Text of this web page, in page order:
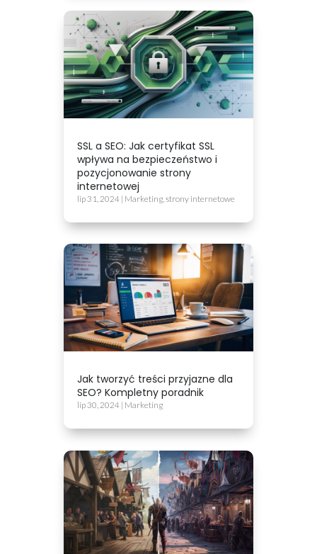
SSL a SEO: Jak certyfikat SSL
wpływa na bezpieczeństwo i
pozycjonowanie strony
internetowej
lip 31, 2024 | Marketing, strony internetowe
Jak tworzyć treści przyjazne dla
SEO? Kompletny poradnik
lip 30, 2024 | Marketing